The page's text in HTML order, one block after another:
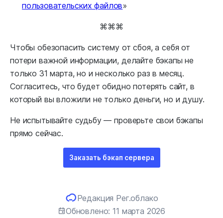
пользовательских файлов»
⌘⌘⌘
Чтобы обезопасить систему от сбоя, а себя от
потери важной информации, делайте бэкапы не
только 31 марта, но и несколько раз в месяц.
Согласитесь, что будет обидно потерять сайт, в
который вы вложили не только деньги, но и душу.
Не испытывайте судьбу — проверьте свои бэкапы
прямо сейчас.
Заказать бэкап сервера
Редакция Рег.облако
Обновлено: 11 марта 2026